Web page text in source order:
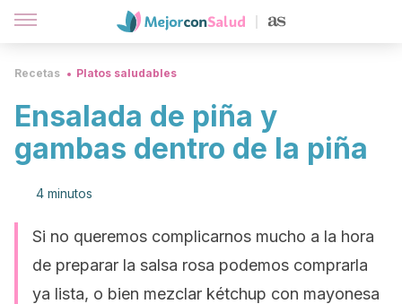
Recetas Platos saludables
Ensalada de piña y
gambas dentro de la piña
4 minutos
Si no queremos complicarnos mucho a la hora
de preparar la salsa rosa podemos comprarla
ya lista, o bien mezclar kétchup con mayonesa